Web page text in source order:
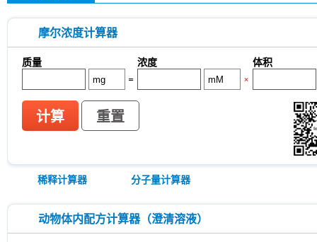
摩尔浓度计算器
质量 浓度
体积
=
×
计算 重置
稀释计算器 分子量计算器
动物体内配方计算器（澄清溶液）